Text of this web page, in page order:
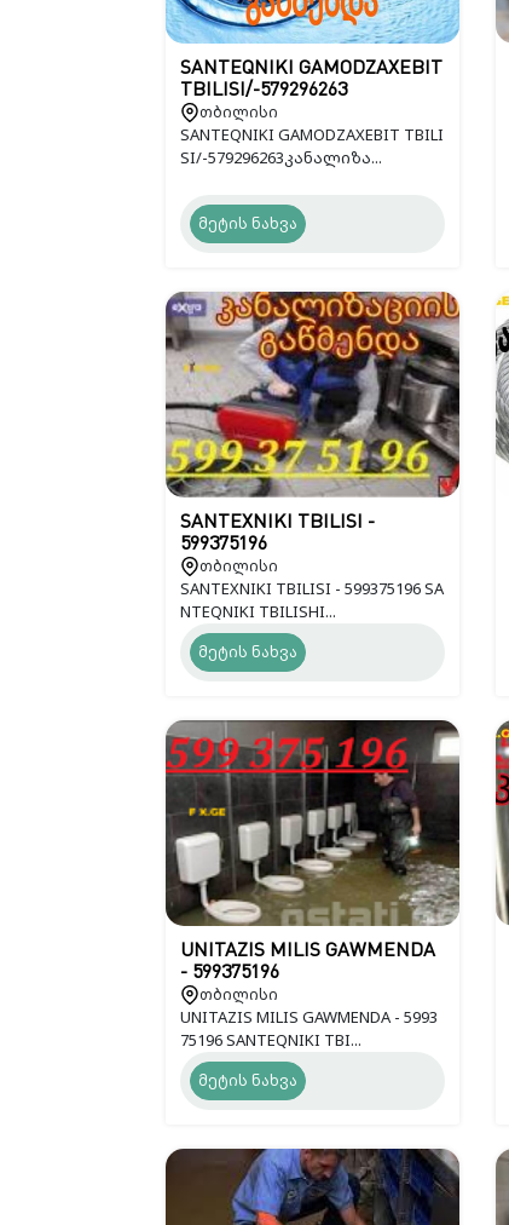
SANTEQNIKI GAMODZAXEBIT
TBILISI/-579296263
თბილისი
SANTEQNIKI GAMODZAXEBIT TBILI
SI/-579296263კანალიზა...
მეტის ნახვა
SANTEXNIKI TBILISI -
599375196
თბილისი
SANTEXNIKI TBILISI - 599375196 SA
NTEQNIKI TBILISHI...
მეტის ნახვა
UNITAZIS MILIS GAWMENDA
- 599375196
თბილისი
UNITAZIS MILIS GAWMENDA - 5993
75196 SANTEQNIKI TBI...
მეტის ნახვა